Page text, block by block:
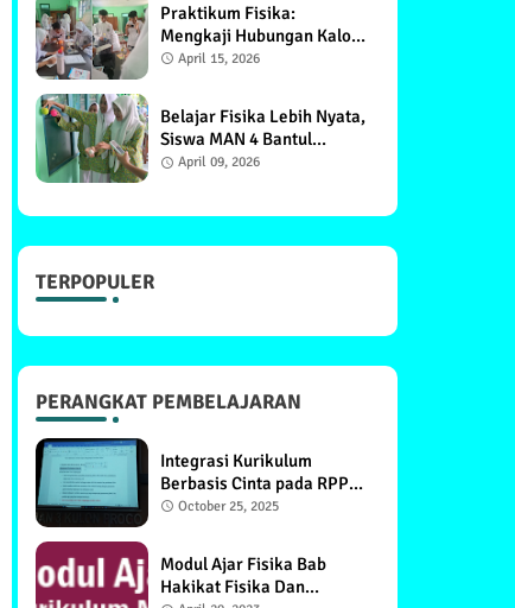
Praktikum Fisika:
Mengkaji Hubungan Kalor
dengan Suhu dan Massa
April 15, 2026
Belajar Fisika Lebih Nyata,
Siswa MAN 4 Bantul
Lakukan Praktikum Energi
April 09, 2026
TERPOPULER
PERANGKAT PEMBELAJARAN
Integrasi Kurikulum
Berbasis Cinta pada RPP
Materi Pemanasan Global
October 25, 2025
Modul Ajar Fisika Bab
Hakikat Fisika Dan